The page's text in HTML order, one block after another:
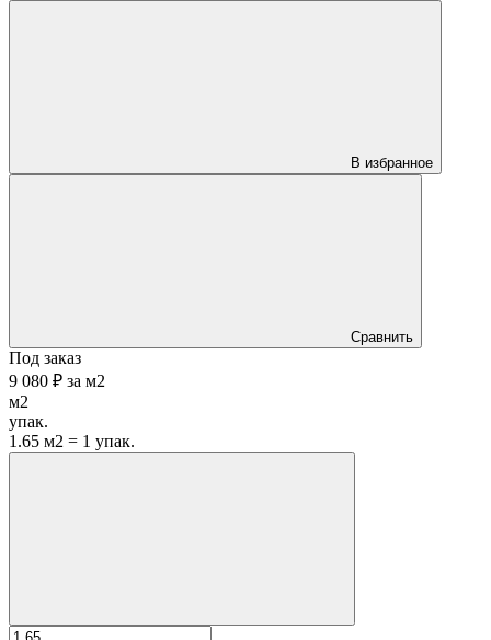
В избранное
Сравнить
Под заказ
9 080 ₽ за м2
м2
упак.
1.65 м2 = 1 упак.